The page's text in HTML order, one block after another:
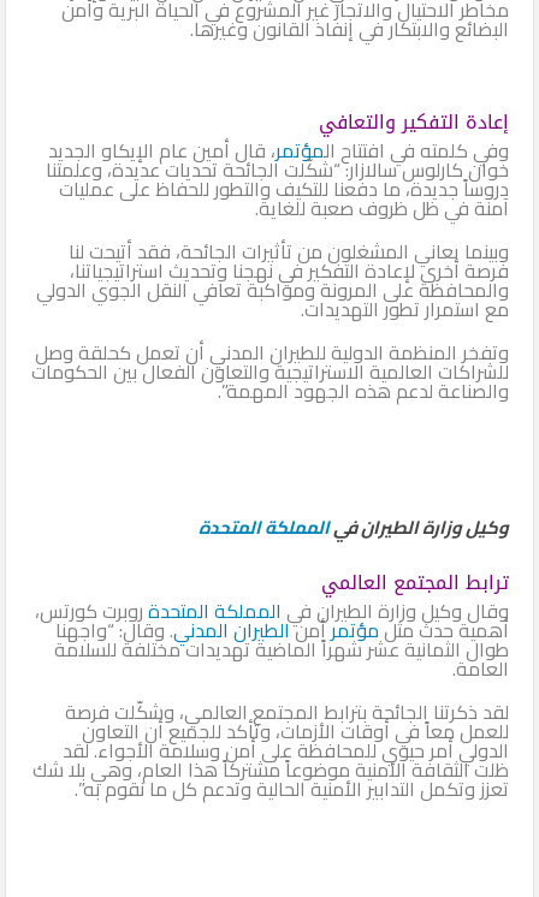
مخاطر الاحتيال والاتجار غير المشروع في الحياة البرية وأمن
البضائع والابتكار في إنفاذ القانون وغيرها.
إعادة التفكير والتعافي
وفي كلمته في افتتاح المؤتمر، قال أمين عام الإيكاو الجديد
خوان كارلوس سالازار: “شكّلت الجائحة تحديات عديدة، وعلمتنا
دروساً جديدة، ما دفعنا للتكيف والتطور للحفاظ على عمليات
آمنة في ظل ظروف صعبة للغاية.
وبينما يعاني المشغلون من تأثيرات الجائحة، فقد أتيحت لنا
فرصة أخرى لإعادة التفكير في نهجنا وتحديث استراتيجياتنا،
والمحافظة على المرونة ومواكبة تعافي النقل الجوي الدولي
مع استمرار تطور التهديدات.
وتفخر المنظمة الدولية للطيران المدني أن تعمل كحلقة وصل
للشراكات العالمية الاستراتيجية والتعاون الفعال بين الحكومات
والصناعة لدعم هذه الجهود المهمة”.
وكيل وزارة الطيران فيالمملكة المتحدة
ترابط المجتمع العالمي
وقال وكيل وزارة الطيران في المملكة المتحدةروبرت كورتس،
أهمية حدث مثلمؤتمرأمنالطيران المدني. وقال: “واجهنا
طوال الثمانية عشر شهراً الماضية تهديدات مختلفة للسلامة
العامة.
لقد ذكرتنا الجائحة بترابط المجتمع العالمي، وشكّلت فرصة
للعمل معاً في أوقات الأزمات، وتأكد للجميع أن التعاون
الدولي أمر حيوي للمحافظة على أمن وسلامة الأجواء. لقد
ظلت الثقافة الأمنية موضوعاً مشتركاً هذا العام، وهي بلا شك
تعزز وتكمل التدابير الأمنية الحالية وتدعم كل ما نقوم به”.